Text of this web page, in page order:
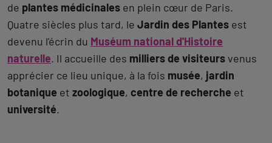
de plantes médicinales en plein cœur de Paris.
Quatre siècles plus tard, le Jardin des Plantes est
devenu l'écrin du Muséum national d'Histoire
naturelle. Il accueille des milliers de visiteursvenus
apprécier ce lieu unique, à la fois musée, jardin
botanique et zoologique, centre de recherche et
université.